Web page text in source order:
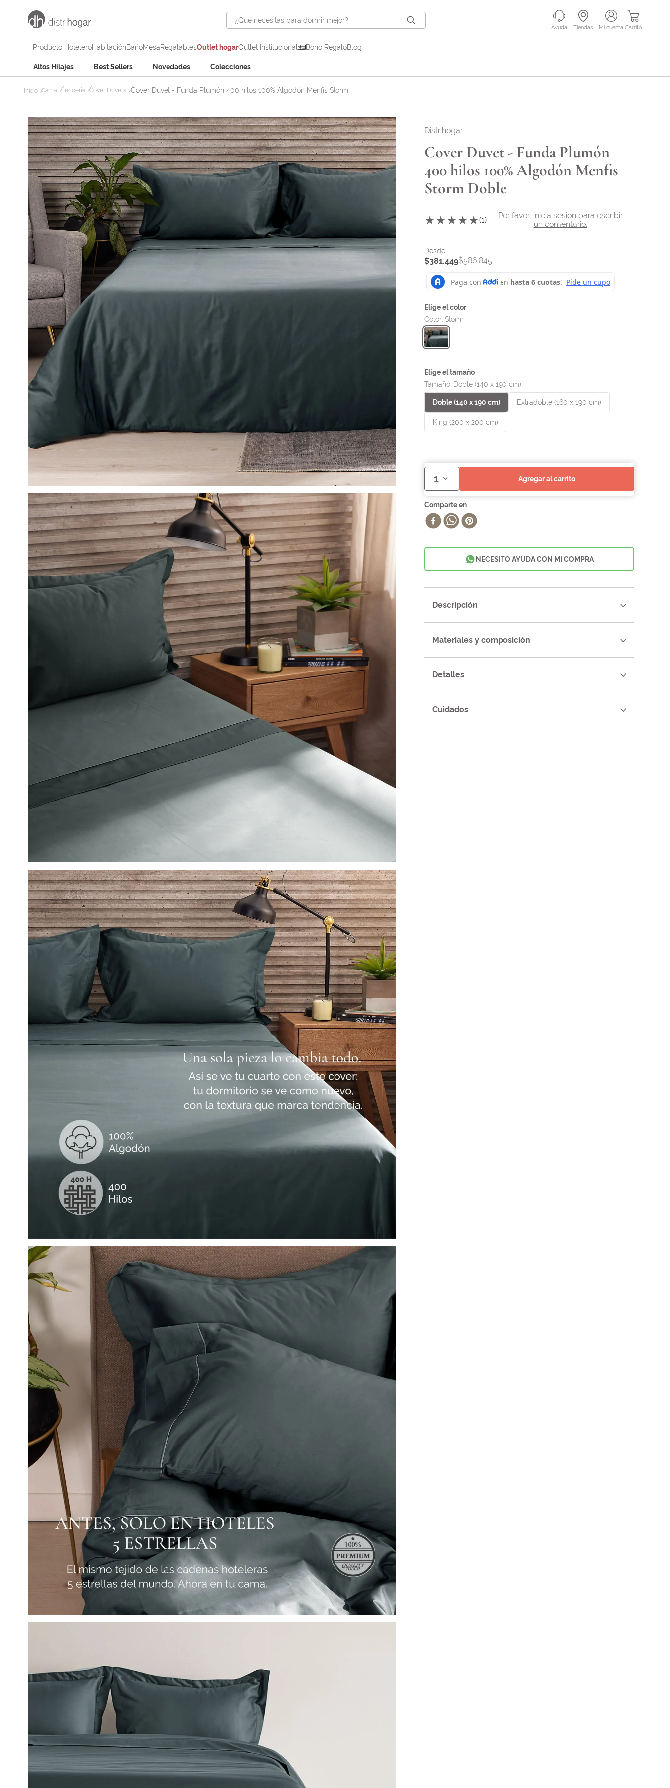
¿Qué necesitas para dormir mejor?
Ayuda Tiendas mi cuenta Carrito
Producto HoteleroHabitaciónBañoMesaRegalablesOutlet hogarOutlet Institucional Bono RegaloBlog
Altos Hilajes Best Sellers Novedades Colecciones
Cama Lencería Cover Duvets Cover Duvet - Funda Plumón 400 hilos 100% Algodón Menfis Storm
Distrihogar
Cover Duvet - Funda Plumón
400 hilos 100% Algodón Menfis
Storm Doble
★★★★★(1)
Por favor, inicia sesión para escribir
un comentario.
$381.449$586.845
Color: Storm
Tamaño: Doble (140 x 190 cm)
Doble (140 x 190 cm) Extradoble (160 x 190 cm)
King (200 x 200 cm)
1 agregar al carrito
NECESITO AYUDA CON MI COMPRA
Descripción
Materiales y composición
Detalles
Cuidados